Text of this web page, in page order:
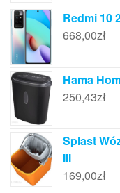
Redmi 10
668,00zł
Hama
250,43zł
Splast
III
169,00zł